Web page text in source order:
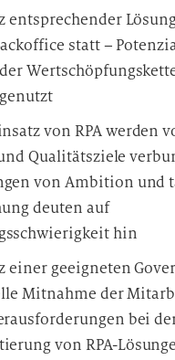
entsprechender
statt –
von RPA werden
Qualitätsziele
von Ambition und
deuten auf
hin
einer geeigneten
Mitnahme der
bei
von RPA-